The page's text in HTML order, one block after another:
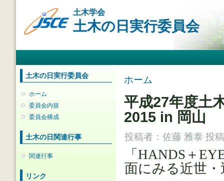
ン
コ
ン
動
土木学会
土木の日実行委員会
土木の日実行委員会
ホーム
委員会内規
委員会構成
土木の日関連行事
関連行事
リンク
現在地
ホーム
平成27年度土
2015 in 岡山
投稿者： 佐藤 雅泰 投
「HANDS＋
面にみる近世